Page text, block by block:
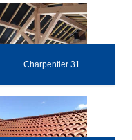
Charpentier 31